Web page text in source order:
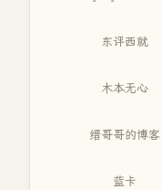
东评西就
木本无心
缙哥哥的博客
蓝卡